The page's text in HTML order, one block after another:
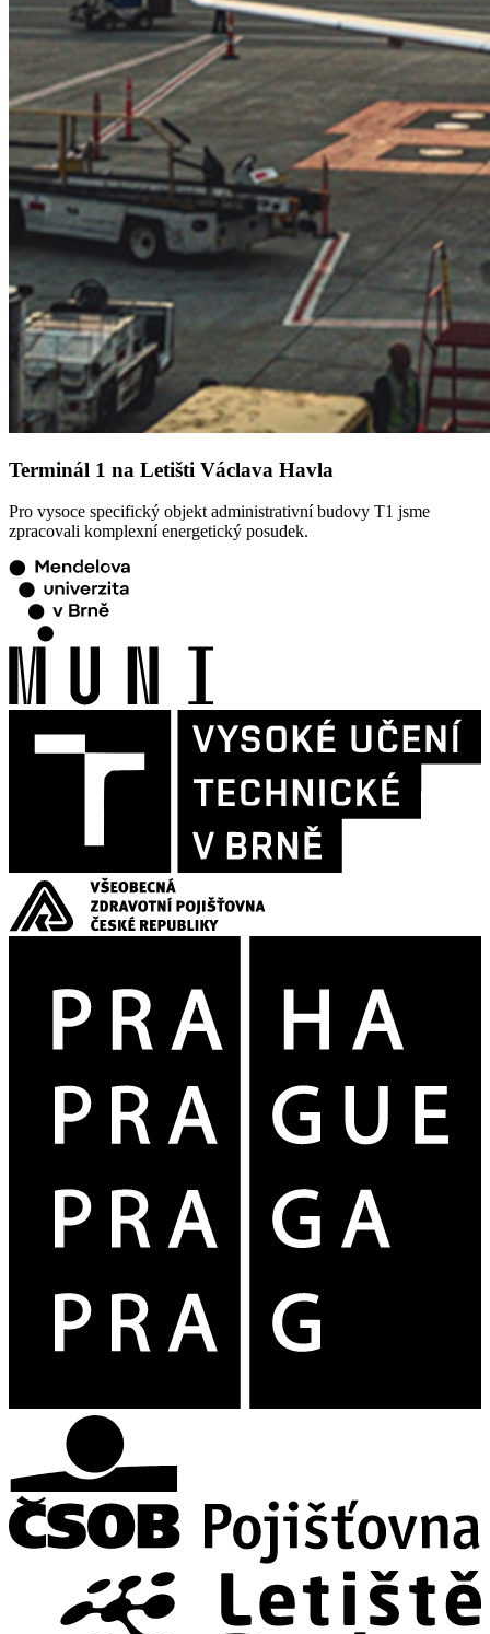
Terminál 1 na Letišti Václava Havla
Pro vysoce specifický objekt administrativní budovy T1 jsme
zpracovali komplexní energetický posudek.